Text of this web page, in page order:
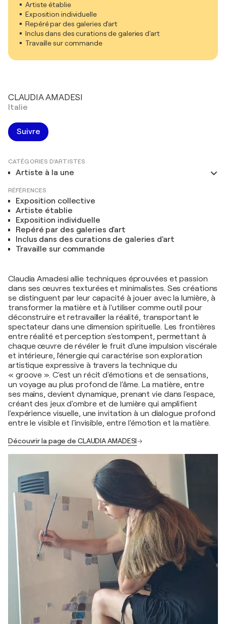
Artiste établie
Exposition individuelle
Repéré par des galeries d'art
Inclus dans des curations de galeries d'art
Travaille sur commande
CLAUDIA AMADESI
Italie
Suivre
CATÉGORIES D'ARTISTES
Artiste à la une
RÉFÉRENCES
Exposition collective
Artiste établie
Exposition individuelle
Repéré par des galeries d'art
Inclus dans des curations de galeries d'art
Travaille sur commande
Claudia Amadesi allie techniques éprouvées et passion
dans ses œuvres texturées et minimalistes. Ses créations
se distinguent par leur capacité à jouer avec la lumière, à
transformer la matière et à l'utiliser comme outil pour
déconstruire et retravailler la réalité, transportant le
spectateur dans une dimension spirituelle. Les frontières
entre réalité et perception s'estompent, permettant à
chaque œuvre de révéler le fruit d'une impulsion viscérale
et intérieure, l'énergie qui caractérise son exploration
artistique expressive à travers la technique du
« groove ». C'est un récit d'émotions et de sensations,
un voyage au plus profond de l'âme. La matière, entre
ses mains, devient dynamique, prenant vie dans l'espace,
créant des jeux d'ombre et de lumière qui amplifient
l'expérience visuelle, une invitation à un dialogue profond
entre le visible et l'invisible, entre l'émotion et la matière.
Découvrir la page de CLAUDIA AMADESI